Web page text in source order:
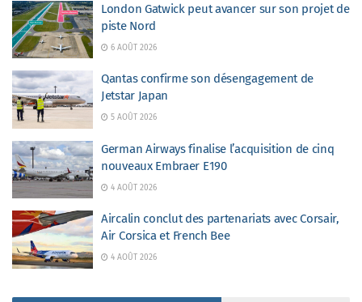
London Gatwick peut avancer sur son projet de
piste Nord
6 AOÛT 2026
Qantas confirme son désengagement de
Jetstar Japan
5 AOÛT 2026
German Airways finalise l’acquisition de cinq
nouveaux Embraer E190
4 AOÛT 2026
Aircalin conclut des partenariats avec Corsair,
Air Corsica et French Bee
4 AOÛT 2026